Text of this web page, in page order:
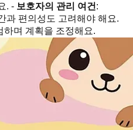
. - 보호자의 관리 여건:
과 편의성도 고려해야 해요.
하며 계획을 조정해요.